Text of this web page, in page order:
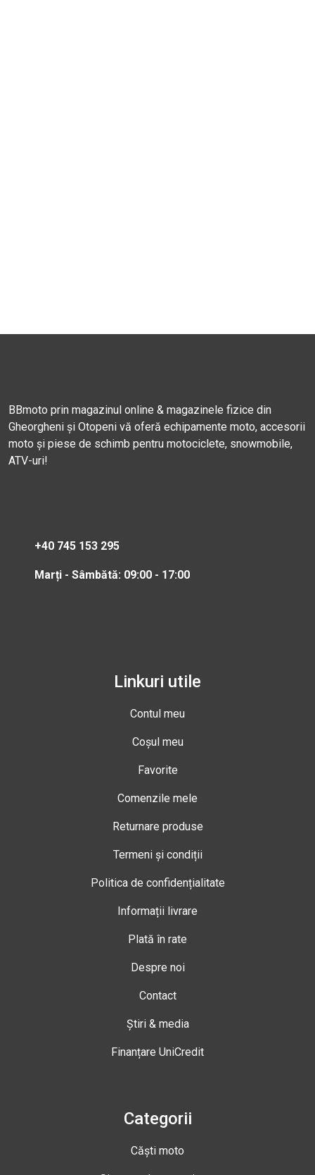
BBmoto prin magazinul online & magazinele fizice din
Gheorgheni și Otopeni vă oferă echipamente moto, accesorii
moto și piese de schimb pentru motociclete, snowmobile,
ATV-uri!
+40 745 153 295
Marți - Sâmbătă: 09:00 - 17:00
Linkuri utile
Contul meu
Coșul meu
Favorite
Comenzile mele
Returnare produse
Termeni și condiții
Politica de confidențialitate
Informații livrare
Plată în rate
Despre noi
Contact
Știri & media
Finanțare UniCredit
Categorii
Căști moto